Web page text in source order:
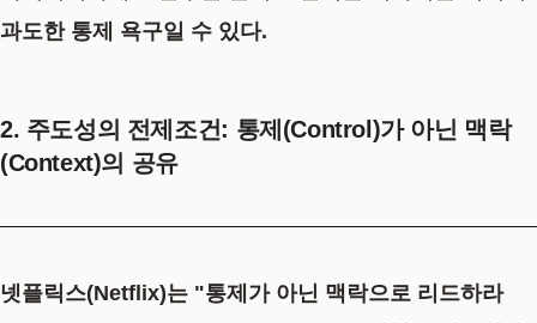
과도한 통제 욕구일 수 있다.
2. 주도성의 전제조건: 통제(Control)가 아닌 맥락
(Context)의 공유
넷플릭스(Netflix)는 "통제가 아닌 맥락으로 리드하라